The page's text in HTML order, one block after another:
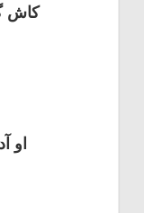
کاش
او